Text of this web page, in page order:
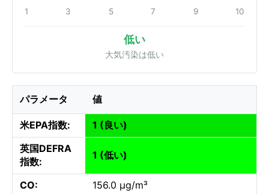
1 3 5 7 9 10
低い
大気汚染は低い
パラメータ 値
米EPA指数:
1 (良い)
英国DEFRA
指数:
1 (低い)
CO:
156.0 µg/m³